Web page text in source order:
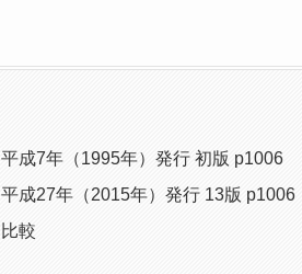
平成7年（1995年）発行 初版 p1006
平成27年（2015年）発行 13版 p1006
比較